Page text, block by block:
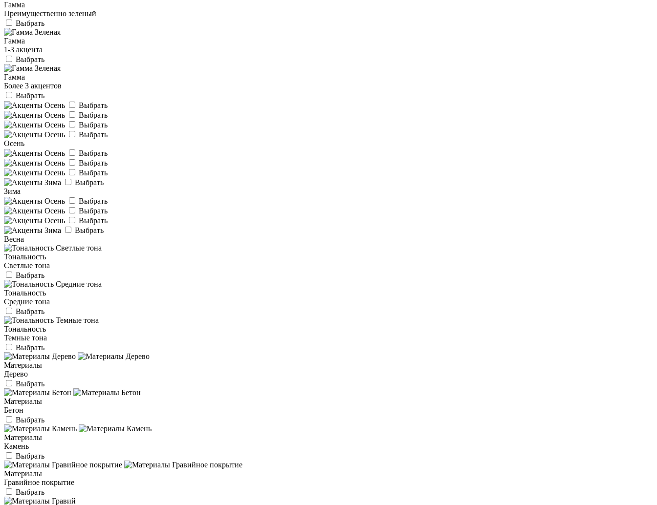
Гамма
Преимущественно зеленый
Выбрать
Гамма
1-3 акцента
Выбрать
Гамма
Более 3 акцентов
Выбрать
Выбрать
Выбрать
Выбрать
Выбрать
Осень
Выбрать
Выбрать
Выбрать
Выбрать
Зима
Выбрать
Выбрать
Выбрать
Выбрать
Весна
Тональность
Светлые тона
Выбрать
Тональность
Средние тона
Выбрать
Тональность
Темные тона
Выбрать
Материалы
Дерево
Выбрать
Материалы
Бетон
Выбрать
Материалы
Камень
Выбрать
Материалы
Гравийное покрытие
Выбрать